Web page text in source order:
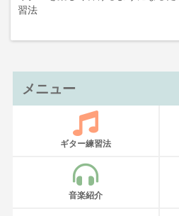
習法
メニュー
ギター練習法
音楽紹介